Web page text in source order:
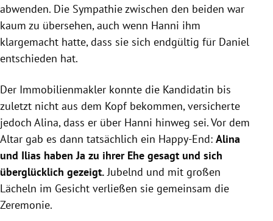
abwenden. Die Sympathie zwischen den beiden war
kaum zu übersehen, auch wenn Hanni ihm
klargemacht hatte, dass sie sich endgültig für Daniel
entschieden hat.
Der Immobilienmakler konnte die Kandidatin bis
zuletzt nicht aus dem Kopf bekommen, versicherte
jedoch Alina, dass er über Hanni hinweg sei. Vor dem
Altar gab es dann tatsächlich ein Happy-End: Alina
und Ilias haben Ja zu ihrer Ehe gesagt und sich
überglücklich gezeigt.Jubelnd und mit großen
Lächeln im Gesicht verließen sie gemeinsam die
Zeremonie.